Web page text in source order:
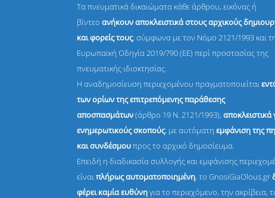
Τα πνευματικά δικαιώματα κάθε άρθρου, εικόνας ή
βίντεοανήκουν αποκλειστικά στους αρχικούς
και φορείς τους, σύμφωνα με τον Νόμο 2121/1993 και
Ευρωπαϊκή Οδηγία 2019/790 (ΕΕ) περί προστασίας της
πνευματικής ιδιοκτησίας.
Η αναδημοσίευση περιεχομένου πραγματοποιείται
των ορίων της επιτρεπόμενης παράθεσης
αποσπασμάτων(άρθρο 19 Ν. 2121/1993), αποκλειστικά
ενημερωτικούς σκοπούς, με αυτόματηεμφάνιση της
και συνδέσμουπρος το αρχικό δημοσίευμα.
Επειδή η διαδικασία συλλογής και εμφάνισης
είναιπλήρως αυτοματοποιημένη, το GnosiGiaOlous.gr
φέρει καμία ευθύνηγια το περιεχόμενο, την ακρίβεια,